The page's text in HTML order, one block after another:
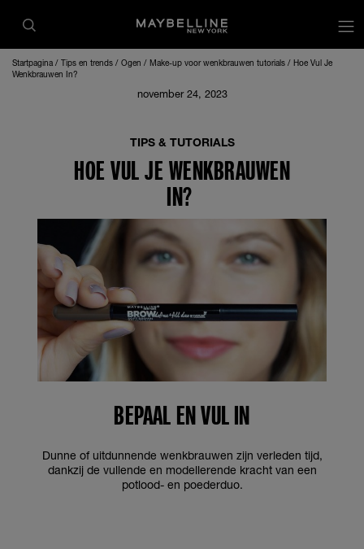
Startpagina Tips en trends Ogen Make-up voor wenkbrauwen tutorials
Hoe Vul Je
Wenkbrauwen In?
november 24, 2023
TIPS & TUTORIALS
HOE VUL JE WENKBRAUWEN
IN?
BEPAAL EN VUL IN
Dunne of uitdunnende wenkbrauwen zijn verleden tijd,
dankzij de vullende en modellerende kracht van een
potlood- en poederduo.